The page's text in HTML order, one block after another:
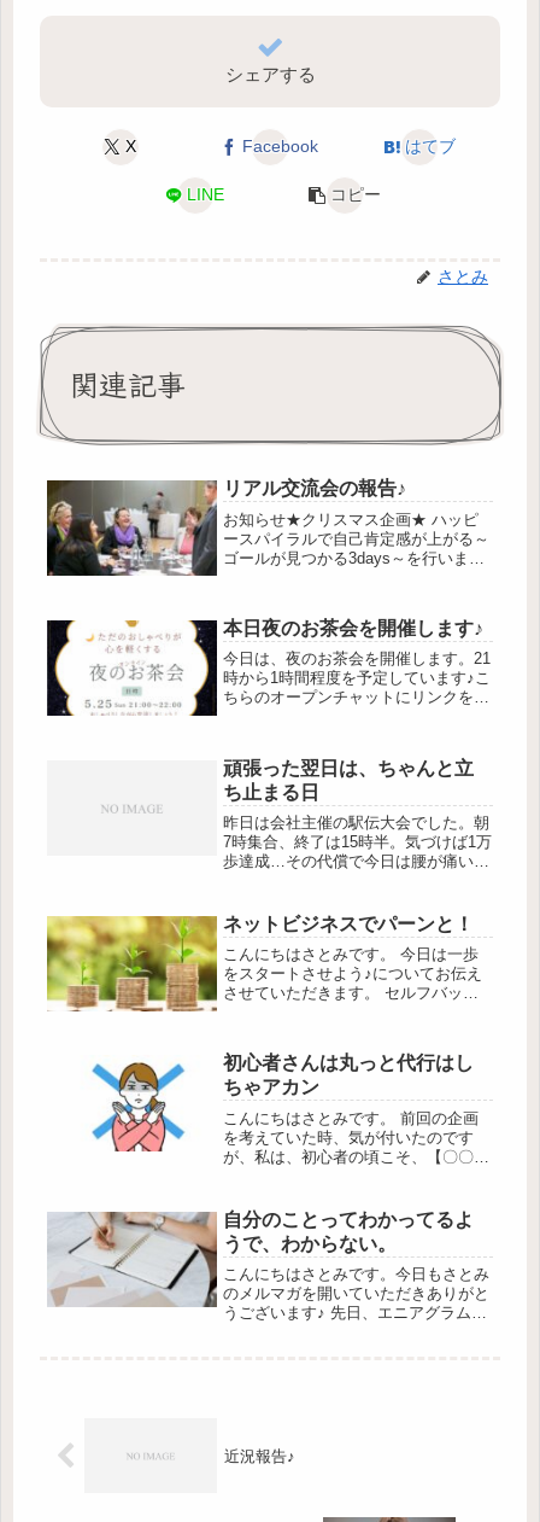
シェアする
X Facebook はてブ
LINE コピー
さとみ
関連記事
リアル交流会の報告♪
お知らせ★クリスマス企画★ ハッピ
ースパイラルで自己肯定感が上がる～
ゴールが見つかる3days～を行いま
（月）21：00 講師：トコ12月26日
（木）21：00 講師：Y...
本日夜のお茶会を開催します♪
今日は、夜のお茶会を開催します。21
時から1時間程度を予定しています♪こ
ちらのオープンチャットにリンクを送
@頑張るのをやめて幸せ体質へ」作業
をしていて、モヤっとしていたり、...
頑張った翌日は、ちゃんと立
ち止まる日
昨日は会社主催の駅伝大会でした。朝
7時集合、終了は15時半。気づけば1万
歩達成…その代償で今日は腰が痛いで
かしてね」とお願いして、洗濯物は娘
に干してもらいました。 家の中は...
ネットビジネスでパーンと！
こんにちはさとみです。 今日は一歩
をスタートさせよう♪についてお伝え
させていただきます。 セルフバック
されています～♪ 申請が通るといいな
♪ セルフバックに挑戦してみたいと...
初心者さんは丸っと代行はし
ちゃアカン
こんにちはさとみです。 前回の企画
を考えていた時、気が付いたのです
が、私は、初心者の頃こそ、【〇〇の
えばね、ブログ代行だったら、ワード
プレスを使わないといけませんよ
ね。 ...
自分のことってわかってるよ
うで、わからない。
こんにちはさとみです。今日もさとみ
のメルマガを開いていただきありがと
うございます♪ 先日、エニアグラム診
近況報告♪